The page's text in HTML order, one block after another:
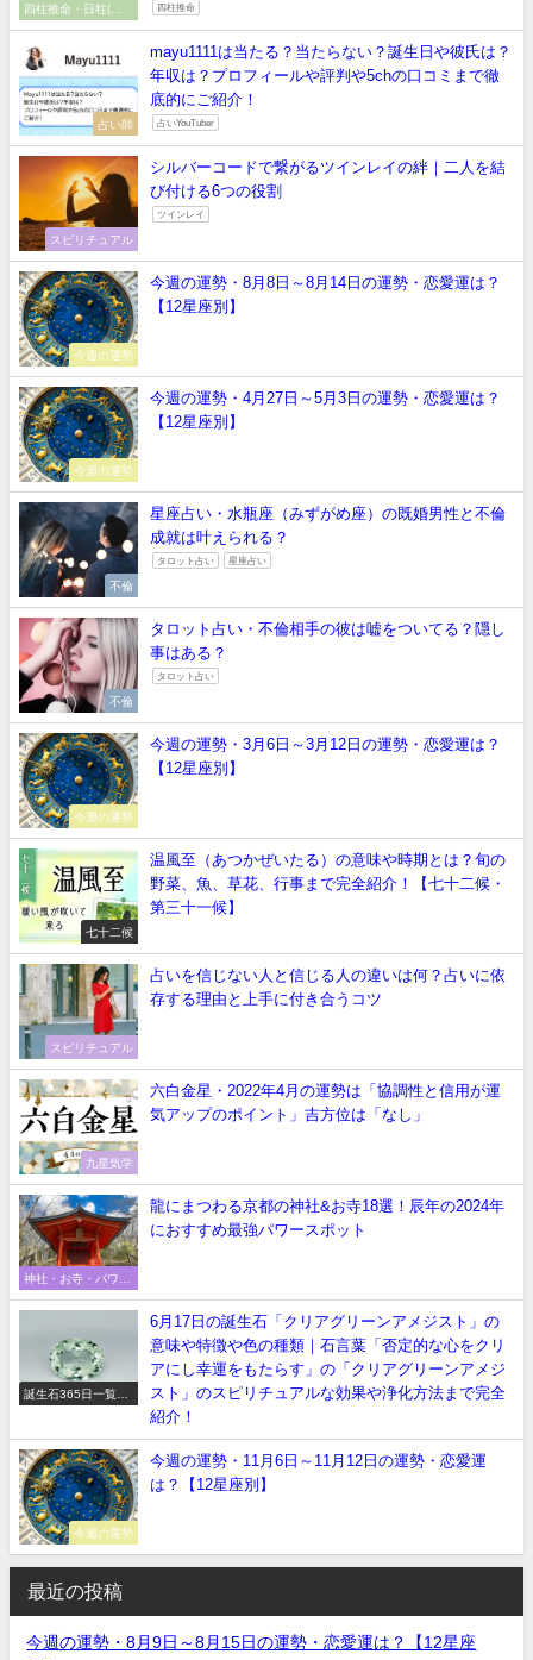
四柱推命・日柱(干
四柱推命
占い師
mayu1111は当たる？当たらない？誕生日や彼氏は？
年収は？プロフィールや評判や5chの口コミまで徹
底的にご紹介！
占いYouTuber
スピリチュアル
シルバーコードで繋がるツインレイの絆｜二人を結
び付ける6つの役割
ツインレイ
今週の運勢
今週の運勢・8月8日～8月14日の運勢・恋愛運は？
【12星座別】
今週の運勢
今週の運勢・4月27日～5月3日の運勢・恋愛運は？
【12星座別】
不倫
星座占い・水瓶座（みずがめ座）の既婚男性と不倫
成就は叶えられる？
タロット占い 星座占い
不倫
タロット占い・不倫相手の彼は嘘をついてる？隠し
事はある？
タロット占い
今週の運勢
今週の運勢・3月6日～3月12日の運勢・恋愛運は？
【12星座別】
七十二候
温風至（あつかぜいたる）の意味や時期とは？旬の
野菜、魚、草花、行事まで完全紹介！【七十二候・
第三十一候】
スピリチュアル
占いを信じない人と信じる人の違いは何？占いに依
存する理由と上手に付き合うコツ
九星気学
六白金星・2022年4月の運勢は「協調性と信用が運
気アップのポイント」吉方位は「なし」
神社・お寺・パワー
龍にまつわる京都の神社&お寺18選！辰年の2024年
におすすめ最強パワースポット
誕生石365日一覧
6月17日の誕生石「クリアグリーンアメジスト」の
意味や特徴や色の種類｜石言葉「否定的な心をクリ
アにし幸運をもたらす」の「クリアグリーンアメジ
スト」のスピリチュアルな効果や浄化方法まで完全
紹介！
今週の運勢
今週の運勢・11月6日～11月12日の運勢・恋愛運
は？【12星座別】
最近の投稿
今週の運勢・8月9日～8月15日の運勢・恋愛運は？【12星座